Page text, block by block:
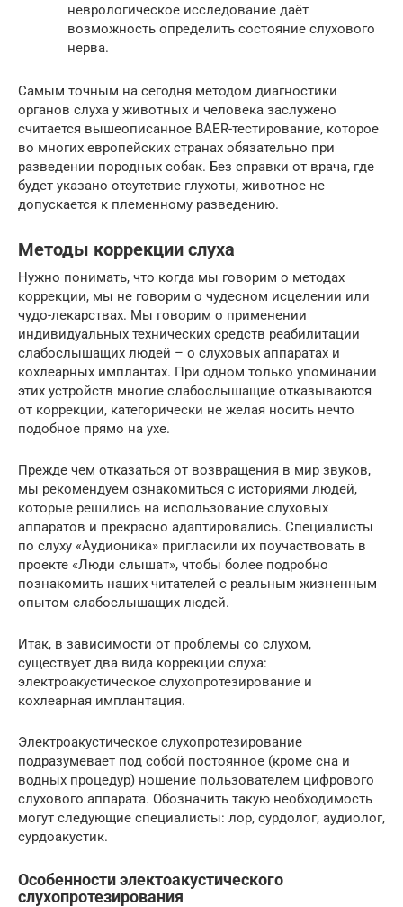
неврологическое исследование даёт
возможность определить состояние слухового
нерва.
Самым точным на сегодня методом диагностики
органов слуха у животных и человека заслужено
считается вышеописанное BAER-тестирование, которое
во многих европейских странах обязательно при
разведении породных собак. Без справки от врача, где
будет указано отсутствие глухоты, животное не
допускается к племенному разведению.
Методы коррекции слуха
Нужно понимать, что когда мы говорим о методах
коррекции, мы не говорим о чудесном исцелении или
чудо-лекарствах. Мы говорим о применении
индивидуальных технических средств реабилитации
слабослышащих людей – о слуховых аппаратах и
кохлеарных имплантах. При одном только упоминании
этих устройств многие слабослышащие отказываются
от коррекции, категорически не желая носить нечто
подобное прямо на ухе.
Прежде чем отказаться от возвращения в мир звуков,
мы рекомендуем ознакомиться с историями людей,
которые решились на использование слуховых
аппаратов и прекрасно адаптировались. Специалисты
по слуху «Аудионика» пригласили их поучаствовать в
проекте «Люди слышат», чтобы более подробно
познакомить наших читателей с реальным жизненным
опытом слабослышащих людей.
Итак, в зависимости от проблемы со слухом,
существует два вида коррекции слуха:
электроакустическое слухопротезирование и
кохлеарная имплантация.
Электроакустическое слухопротезирование
подразумевает под собой постоянное (кроме сна и
водных процедур) ношение пользователем цифрового
слухового аппарата. Обозначить такую необходимость
могут следующие специалисты: лор, сурдолог, аудиолог,
сурдоакустик.
Особенности электоакустического
слухопротезирования